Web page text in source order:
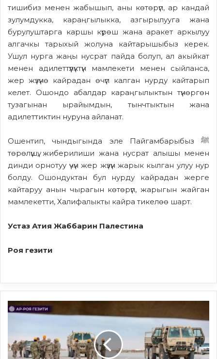
тишибиз менен жабышып, аны көтөрүп, ар кандай
зулумдукка, караңгылыкка, азгырылууга жана
бурулуштарга каршы күрөш жана аракет аркылуу
алгачкы тарыхый жолуна кайтарышыбыз керек.
Ушул нурга жаңы нусрат пайда болуп, ал акыйкат
менен адилеттүүлүктүн мамлекети менен сыйланса,
жер жүзүнө кайрадан өчүп калган нурду кайтарып
келет. Ошондо абалдар караңгылыктын түнөргөн
тузагынан ырайымдын, тынчтыктын жана
адилеттиктин нуруна айланат.
Ошентип, чындыгында эле Пайгамбарыбыз ﷺ
төрөлүшү, жиберилиши жана нусрат алышы менен
динди орнотуу үчүн жер жүзүн жарык кылган улуу нур
болду. Ошондуктан бул нурду кайрадан жерге
кайтаруу анын чырагын көтөрүп, жарыгын жайган
мамлекетти, Халифалыкты кайра тикелөө шарт.
Устаз Атия Жаббарин Палестина
Роя гезити
Америка
күчтөрүнүн
Асад
базасынан